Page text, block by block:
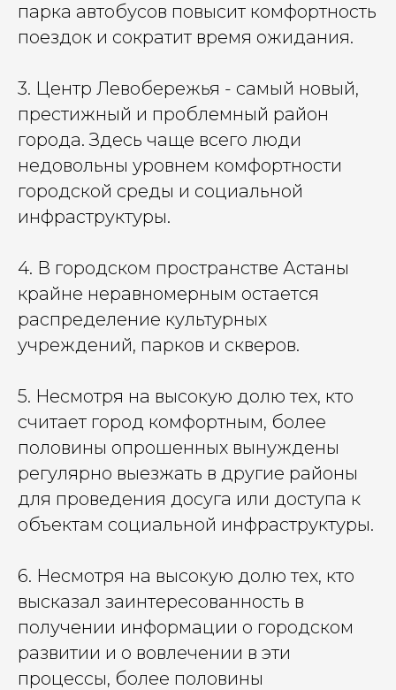
парка автобусов повысит комфортность
поездок и сократит время ожидания.
3. Центр Левобережья - самый новый,
престижный и проблемный район
города. Здесь чаще всего люди
недовольны уровнем комфортности
городской среды и социальной
инфраструктуры.
4. В городском пространстве Астаны
крайне неравномерным остается
распределение культурных
учреждений, парков и скверов.
5. Несмотря на высокую долю тех, кто
считает город комфортным, более
половины опрошенных вынуждены
регулярно выезжать в другие районы
для проведения досуга или доступа к
объектам социальной инфраструктуры.
6. Несмотря на высокую долю тех, кто
высказал заинтересованность в
получении информации о городском
развитии и о вовлечении в эти
процессы, более половины